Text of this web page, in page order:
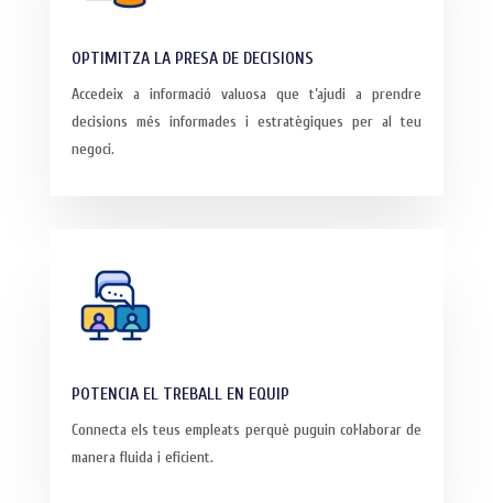
OPTIMITZA LA PRESA DE DECISIONS
Accedeix a informació valuosa que t’ajudi a prendre
decisions més informades i estratègiques per al teu
negoci.
POTENCIA EL TREBALL EN EQUIP
Connecta els teus empleats perquè puguin col·laborar de
manera fluida i eficient.